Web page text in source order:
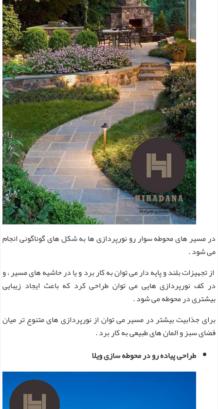
در مسیر های محوطه سوار رو نورپردازی ها به شکل های گوناگونی انجام
می شود .
از تجهیزات بلند و پایه دار می توان به کار برد و یا در حاشیه های مسیر ، و
در کف نورپردازی هایی می توان طراحی کرد که باعث ایجاد زیبایی
بیشتری در محوطه می شود .
برای جذابیت بیشتر در مسیر می ‌توان از نورپردازی های متنوع تر میان
فضای سبز و المان های طبیعی به کار برد .
طراحی پیاده رو در محوطه سازی ویلا